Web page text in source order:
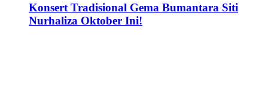
Konsert Tradisional Gema Bumantara Siti
Nurhaliza Oktober Ini!